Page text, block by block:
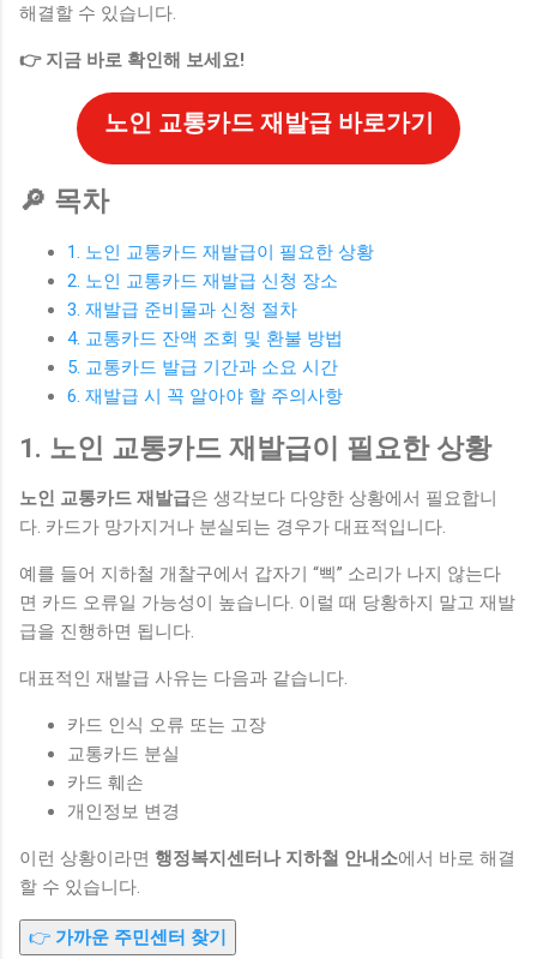
해결할 수 있습니다.
👉 지금 바로 확인해 보세요!
노인 교통카드 재발급 바로가기
🔎 목차
1. 노인 교통카드 재발급이 필요한 상황
2. 노인 교통카드 재발급 신청 장소
3. 재발급 준비물과 신청 절차
4. 교통카드 잔액 조회 및 환불 방법
5. 교통카드 발급 기간과 소요 시간
6. 재발급 시 꼭 알아야 할 주의사항
1. 노인 교통카드 재발급이 필요한 상황
노인 교통카드 재발급은 생각보다 다양한 상황에서 필요합니
다. 카드가 망가지거나 분실되는 경우가 대표적입니다.
예를 들어 지하철 개찰구에서 갑자기 “삑” 소리가 나지 않는다
면 카드 오류일 가능성이 높습니다. 이럴 때 당황하지 말고 재발
급을 진행하면 됩니다.
대표적인 재발급 사유는 다음과 같습니다.
카드 인식 오류 또는 고장
교통카드 분실
카드 훼손
개인정보 변경
이런 상황이라면 행정복지센터나 지하철 안내소에서 바로 해결
할 수 있습니다.
👉 가까운 주민센터 찾기